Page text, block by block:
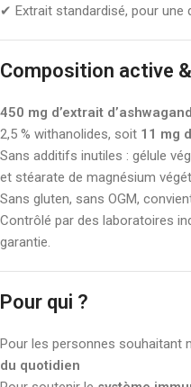
✔ Extrait standardisé, pour
Composition active
450 mg d’extrait
2,5 % withanolides, soit 11 mg
Sans additifs inutiles : gélule
et stéarate de magnésium
Sans gluten, sans OGM,
Contrôlé par des laboratoires
garantie.
Pour qui ?
Pour les personnes souhaitant
du quotidien